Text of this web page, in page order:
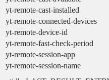
yt-remote-cast-installed
yt-remote-connected-devices
yt-remote-device-id
yt-remote-fast-check-period
yt-remote-session-app
yt-remote-session-name